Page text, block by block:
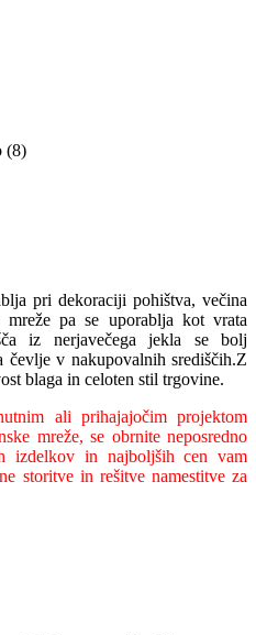
pri dekoraciji pohištva, večina
mreže pa se uporablja kot vrata
iz nerjavečega jekla se bolj
čevlje v nakupovalnih središčih.Z
blaga in celoten stil trgovine.
ali prihajajočim projektom
mreže, se obrnite neposredno
izdelkov in najboljših cen vam
storitve in rešitve namestitve za